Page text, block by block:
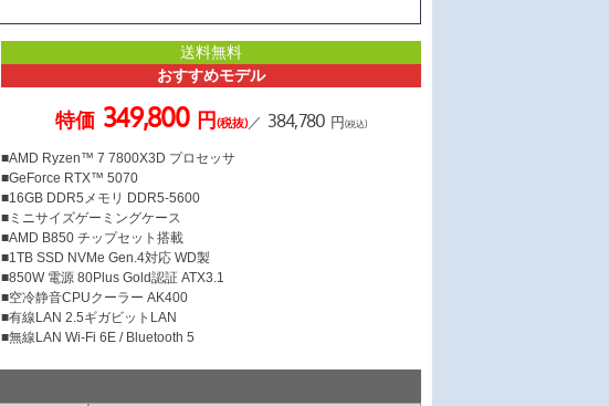
送料無料
おすすめモデル
特価 349,800 円(税抜)／ 384,780 円(税込)
■AMD Ryzen™ 7 7800X3D プロセッサ
■GeForce RTX™ 5070
■16GB DDR5メモリ DDR5-5600
■ミニサイズゲーミングケース
■AMD B850 チップセット搭載
■1TB SSD NVMe Gen.4対応 WD製
■850W 電源 80Plus Gold認証 ATX3.1
■空冷静音CPUクーラー AK400
■有線LAN 2.5ギガビットLAN
■無線LAN Wi-Fi 6E / Bluetooth 5